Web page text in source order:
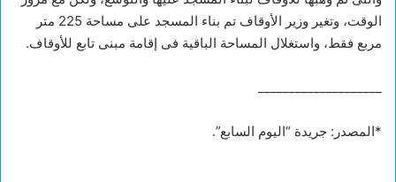
الوقت، وتغير وزير الأوقاف تم بناء المسجد على مساحة 225 متر
مربع فقط، واستغلال المساحة الباقية فى إقامة مبنى تابع للأوقاف.
*المصدر: جريدة “اليوم السابع”.